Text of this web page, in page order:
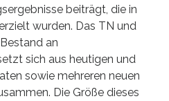
beiträgt, die in
wurden. Das TN und
an
sich aus heutigen und
sowie mehreren neuen
Die Größe dieses